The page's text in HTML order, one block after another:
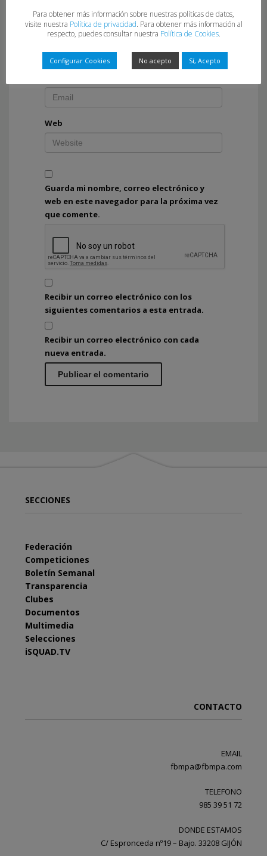
Nombre *
Web
Guarda mi nombre, correo electrónico y
web en este navegador para la próxima vez
que comente.
Recibir un correo electrónico con los
siguientes comentarios a esta entrada.
Recibir un correo electrónico con cada
nueva entrada.
SECCIONES
Federación
Competiciones
Boletín Semanal
Transparencia
Clubes
Documentos
Multimedia
Selecciones
iSQUAD.TV
CONTACTO
EMAIL
fbmpa@fbmpa.com
TELEFONO
985 39 51 72
DONDE ESTAMOS
C/ Espronceda nº19 – Bajo. 33208 GIJÓN
Para obtener más información sobre nuestras políticas de datos,
visite nuestra Política de privacidad. Para obtener más información al
respecto, puedes consultar nuestra Política de Cookies.
Configurar Cookies No acepto Sí, Acepto